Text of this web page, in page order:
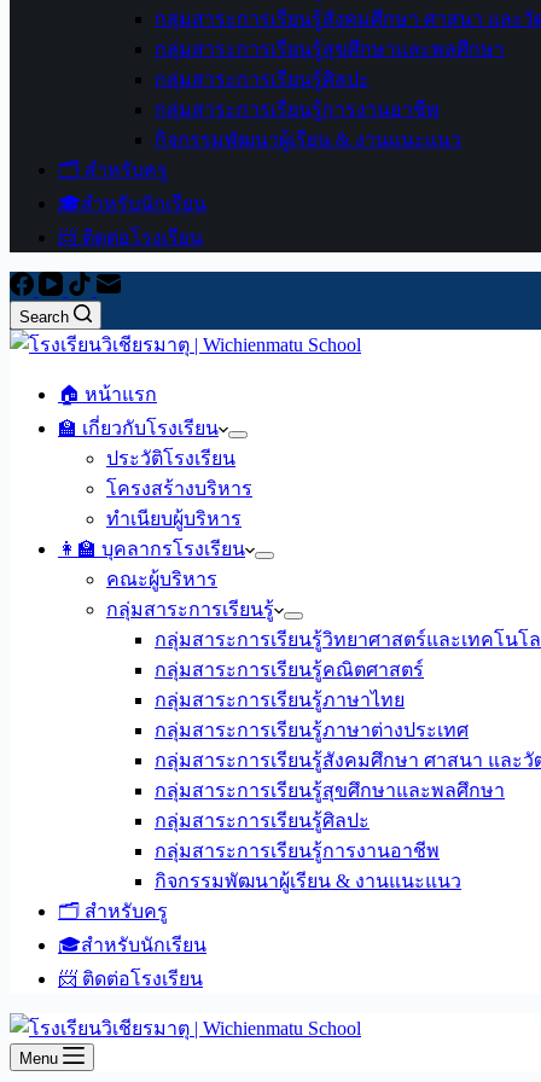
กลุ่มสาระการเรียนรู้สังคมศึกษา ศาสนา และ
กลุ่มสาระการเรียนรู้สุขศึกษาและพลศึกษา
กลุ่มสาระการเรียนรู้ศิลปะ
กลุ่มสาระการเรียนรู้การงานอาชีพ
กิจกรรมพัฒนาผู้เรียน & งานแนะแนว
🗂️ สำหรับครู
🎓สำหรับนักเรียน
📨 ติดต่อโรงเรียน
Search
🏠 หน้าแรก
🏫 เกี่ยวกับโรงเรียน
ประวัติโรงเรียน
โครงสร้างบริหาร
ทำเนียบผู้บริหาร
👩‍🏫 บุคลากรโรงเรียน
คณะผู้บริหาร
กลุ่มสาระการเรียนรู้
กลุ่มสาระการเรียนรู้วิทยาศาสตร์และเทคโนโ
กลุ่มสาระการเรียนรู้คณิตศาสตร์
กลุ่มสาระการเรียนรู้ภาษาไทย
กลุ่มสาระการเรียนรู้ภาษาต่างประเทศ
กลุ่มสาระการเรียนรู้สังคมศึกษา ศาสนา และ
กลุ่มสาระการเรียนรู้สุขศึกษาและพลศึกษา
กลุ่มสาระการเรียนรู้ศิลปะ
กลุ่มสาระการเรียนรู้การงานอาชีพ
กิจกรรมพัฒนาผู้เรียน & งานแนะแนว
🗂️ สำหรับครู
🎓สำหรับนักเรียน
📨 ติดต่อโรงเรียน
Menu